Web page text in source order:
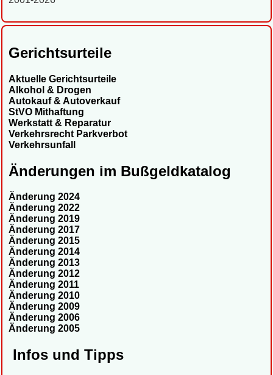
Gerichtsurteile
Aktuelle Gerichtsurteile
Alkohol & Drogen
Autokauf & Autoverkauf
StVO Mithaftung
Werkstatt & Reparatur
Verkehrsrecht Parkverbot
Verkehrsunfall
Änderungen im Bußgeldkatalog
Änderung 2024
Änderung 2022
Änderung 2019
Änderung 2017
Änderung 2015
Änderung 2014
Änderung 2013
Änderung 2012
Änderung 2011
Änderung 2010
Änderung 2009
Änderung 2006
Änderung 2005
Infos und Tipps